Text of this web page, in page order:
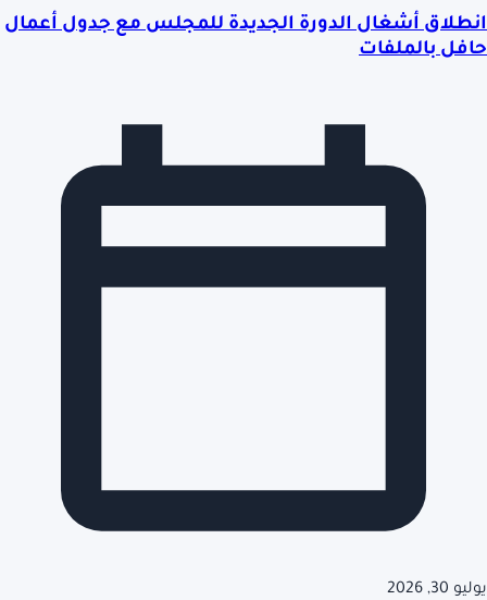
انطلاق أشغال الدورة الجديدة للمجلس مع جدول أعمال
حافل بالملفات
يوليو 30, 2026